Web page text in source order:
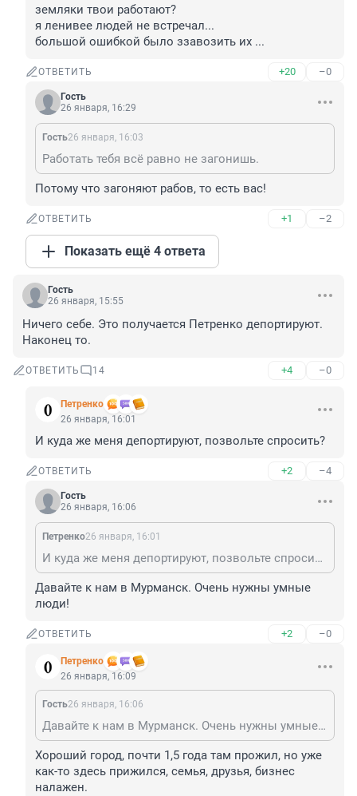
земляки твои работают?
я ленивее людей не встречал...
большой ошибкой было ззавозить их ...
ОТВЕТИТЬ +20 –0
Гость
26 января, 16:29
Гость26 января, 16:03
Работать тебя всё равно не загонишь.
Потому что загоняют рабов, то есть вас!
ОТВЕТИТЬ +1 –2
Показать ещё 4 ответа
Гость
26 января, 15:55
Ничего себе. Это получается Петренко депортируют.
Наконец то.
ОТВЕТИТЬ 14 +4 –0
Петренко
26 января, 16:01
И куда же меня депортируют, позвольте спросить?
ОТВЕТИТЬ +2 –4
Гость
26 января, 16:06
Петренко26 января, 16:01
И куда же меня депортируют, позвольте спросить?
Давайте к нам в Мурманск. Очень нужны умные
люди!
ОТВЕТИТЬ +2 –0
Петренко
26 января, 16:09
Гость26 января, 16:06
Давайте к нам в Мурманск. Очень нужны умные люди!
Хороший город, почти 1,5 года там прожил, но уже
как-то здесь прижился, семья, друзья, бизнес
налажен.